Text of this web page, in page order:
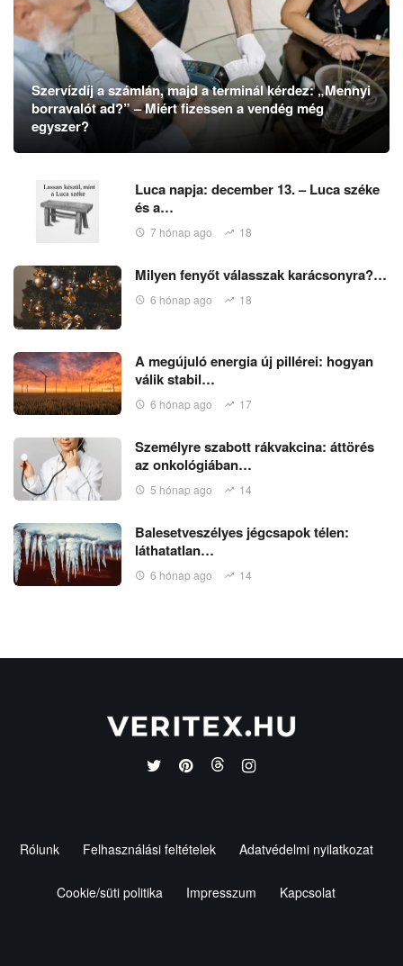
Szervízdíj a számlán, majd a terminál kérdez: „Mennyi
borravalót ad?” – Miért fizessen a vendég még
egyszer?
Luca napja: december 13. – Luca széke
és a…
7 hónap ago 18
Milyen fenyőt válasszak karácsonyra?…
6 hónap ago 18
A megújuló energia új pillérei: hogyan
válik stabil…
6 hónap ago 17
Személyre szabott rákvakcina: áttörés
az onkológiában…
5 hónap ago 14
Balesetveszélyes jégcsapok télen:
láthatatlan…
6 hónap ago 14
Rólunk Felhasználási feltételek Adatvédelmi nyilatkozat
Cookie/süti politika Impresszum Kapcsolat